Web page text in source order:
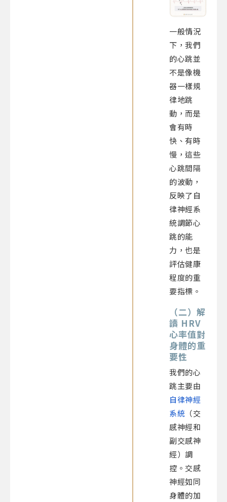
一般情況
下，我們
的心跳並
不是像機
器一樣規
律地跳
動，而是
會有時
快、有時
慢，這些
心跳間隔
的波動，
反映了自
律神經系
統調節心
跳的能
力，也是
評估健康
程度的重
要指標。
（二）解
讀 HRV
心率值對
身體的重
要性
我們的心
跳主要由
自律神經
系統 （交
感神經和
副交感神
經）調
控。交感
神經如同
身體的加